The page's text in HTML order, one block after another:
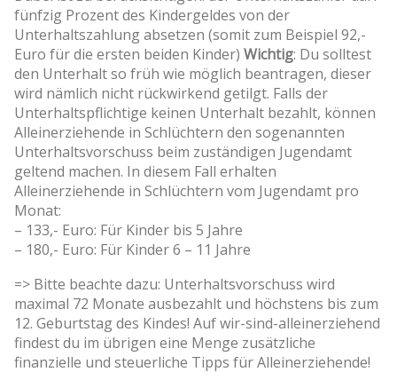
fünfzig Prozent des Kindergeldes von der
Unterhaltszahlung absetzen (somit zum Beispiel 92,-
Euro für die ersten beiden Kinder) Wichtig: Du solltest
den Unterhalt so früh wie möglich beantragen, dieser
wird nämlich nicht rückwirkend getilgt. Falls der
Unterhaltspflichtige keinen Unterhalt bezahlt, können
Alleinerziehende in Schlüchtern den sogenannten
Unterhaltsvorschuss beim zuständigen Jugendamt
geltend machen. In diesem Fall erhalten
Alleinerziehende in Schlüchtern vom Jugendamt pro
Monat:
– 133,- Euro: Für Kinder bis 5 Jahre
– 180,- Euro: Für Kinder 6 – 11 Jahre
=> Bitte beachte dazu: Unterhaltsvorschuss wird
maximal 72 Monate ausbezahlt und höchstens bis zum
12. Geburtstag des Kindes! Auf wir-sind-alleinerziehend
findest du im übrigen eine Menge zusätzliche
finanzielle und steuerliche Tipps für Alleinerziehende!